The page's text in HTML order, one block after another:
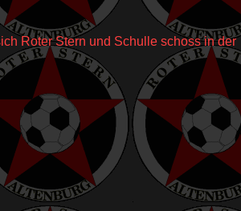
Roter Stern und Schulle schoss in der